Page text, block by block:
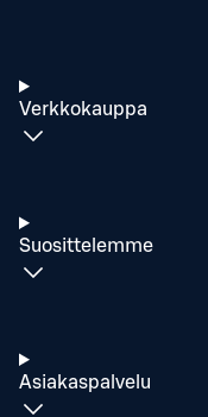
Verkkokauppa
Suosittelemme
Asiakaspalvelu